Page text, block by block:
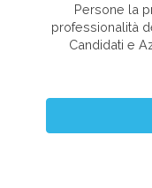
Persone la
professionalità
Candidati e